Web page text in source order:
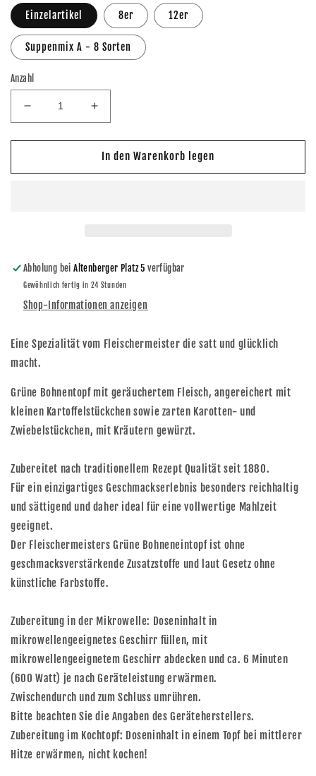
Einzelartikel 8er 12er
Suppenmix A - 8 Sorten
Anzahl
Verringere
die
Menge
Metzger
Erhöhe
die
Menge
für
Metzger
In den Warenkorb legen
Abholung beiAltenberger Platz 5 verfügbar
Gewöhnlich fertig in 24 Stunden
Shop-Informationen anzeigen
Eine Spezialität vom Fleischermeister die satt und glücklich
macht.
Grüne Bohnentopf mit geräuchertem Fleisch, angereichert mit
kleinen Kartoffelstückchen sowie zarten Karotten- und
Zwiebelstückchen, mit Kräutern gewürzt.
Zubereitet nach traditionellem Rezept Qualität seit 1880.
Für ein einzigartiges Geschmackserlebnis besonders reichhaltig
und sättigend und daher ideal für eine vollwertige Mahlzeit
geeignet.
Der Fleischermeisters Grüne Bohneneintopf ist ohne
geschmacksverstärkende Zusatzstoffe und laut Gesetz ohne
künstliche Farbstoffe.
Zubereitung in der Mikrowelle: Doseninhalt in
mikrowellengeeignetes Geschirr füllen, mit
mikrowellengeeignetem Geschirr abdecken und ca. 6 Minuten
(600 Watt) je nach Geräteleistung erwärmen.
Zwischendurch und zum Schluss umrühren.
Bitte beachten Sie die Angaben des Geräteherstellers.
Zubereitung im Kochtopf: Doseninhalt in einem Topf bei mittlerer
Hitze erwärmen, nicht kochen!